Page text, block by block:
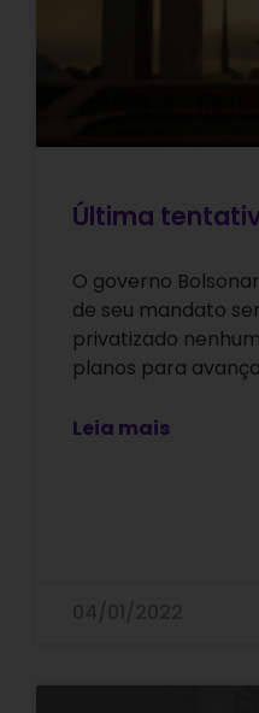
Última
O governo
de seu mandato
privatizado
planos para
Leia mais